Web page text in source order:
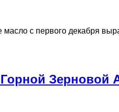
с первого декабря
Зерновой